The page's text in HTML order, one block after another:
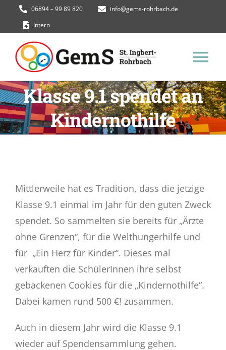
Inhalt
springen
06894 – 99 89 820
info@gems-rohrbach.de
Intern
GemS Homepage
Termine
Eltern
Schulstore
Gemsi
Klasse 9.1 spendet an
Kindernothilfe
Mittlerweile hat es Tradition, dass die jetzige
Klasse 9.1 einmal im Jahr für den guten Zweck
spendet. So sammelten sie bereits für „Ärzte
ohne Grenzen“, für die Welthungerhilfe und
für „Ein Herz für Kinder“. Dieses mal
verkauften die SchülerInnen ihre selbst
gebackenen Cookies für die „Kindernothilfe“.
Dabei kamen rund 500 €! zusammen.
Auch in diesem Jahr wird die Klasse 9.1
wieder auf Spendensammlung gehen.